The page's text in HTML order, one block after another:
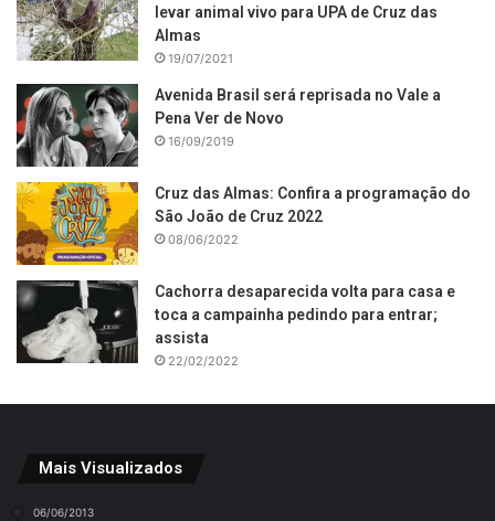
levar animal vivo para UPA de Cruz das
Almas
19/07/2021
Avenida Brasil será reprisada no Vale a
Pena Ver de Novo
16/09/2019
Cruz das Almas: Confira a programação do
São João de Cruz 2022
08/06/2022
Cachorra desaparecida volta para casa e
toca a campainha pedindo para entrar;
assista
22/02/2022
Mais Visualizados
06/06/2013